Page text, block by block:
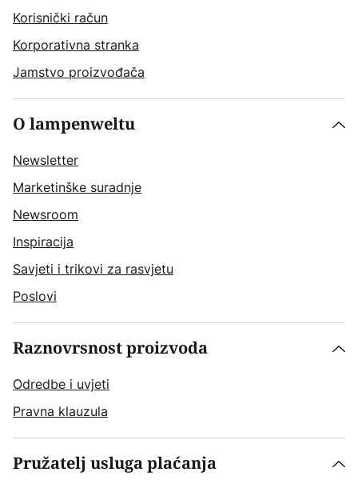
Korisnički račun
Korporativna stranka
Jamstvo proizvođača
O lampenweltu
Newsletter
Marketinške suradnje
Newsroom
Inspiracija
Savjeti i trikovi za rasvjetu
Poslovi
Raznovrsnost proizvoda
Odredbe i uvjeti
Pravna klauzula
Pružatelj usluga plaćanja